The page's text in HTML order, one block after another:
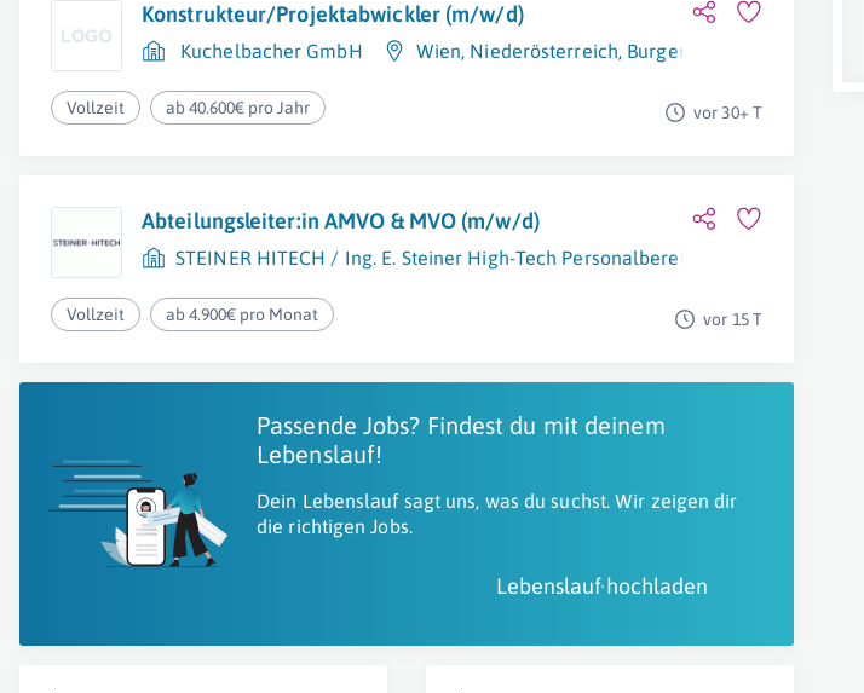
Konstrukteur/Projektabwickler (m/w/d)
Kuchelbacher GmbH Wien, Niederösterreich, Burgenland
Vollzeit ab 40.600€ pro Jahr vor 30+ T
Abteilungsleiter:in AMVO & MVO (m/w/d)
STEINER HITECH / Ing. E. Steiner High-Tech Personalbereitstellungs- und
Vollzeit ab 4.900€ pro Monat vor 15 T
Passende Jobs? Findest du mit deinem
Lebenslauf!
Dein Lebenslauf sagt uns, was du suchst. Wir zeigen dir
die richtigen Jobs.
Lebenslauf hochladen